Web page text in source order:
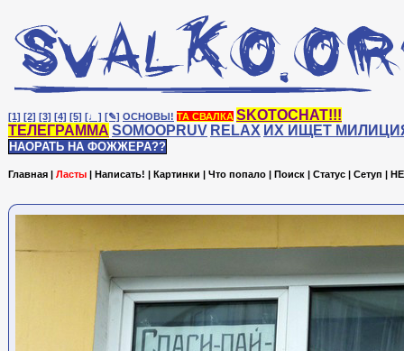
[1] [2] [3] [4] [5] [♩] [✎] ОСНОВЫ! ТА СВАЛКА SKOTOCHAT!!!
ТЕЛЕГРАММА SOMOOPRUV RELAX ИХ ИЩЕТ
НАОРАТЬ НА ФОЖЖЕРА??
Главная | Ласты | Написать! | Картинки | Что попало | Поиск | Статус | Сетуп |